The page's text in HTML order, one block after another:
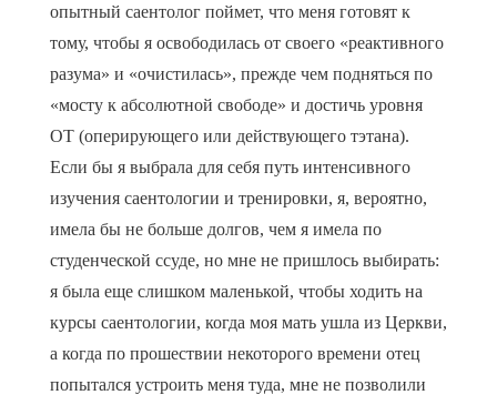
опытный саентолог поймет, что меня готовят к
тому, чтобы я освободилась от своего «реактивного
разума» и «очистилась», прежде чем подняться по
«мосту к абсолютной свободе» и достичь уровня
ОТ (оперирующего или действующего тэтана).
Если бы я выбрала для себя путь интенсивного
изучения саентологии и тренировки, я, вероятно,
имела бы не больше долгов, чем я имела по
студенческой ссуде, но мне не пришлось выбирать:
я была еще слишком маленькой, чтобы ходить на
курсы саентологии, когда моя мать ушла из Церкви,
а когда по прошествии некоторого времени отец
попытался устроить меня туда, мне не позволили